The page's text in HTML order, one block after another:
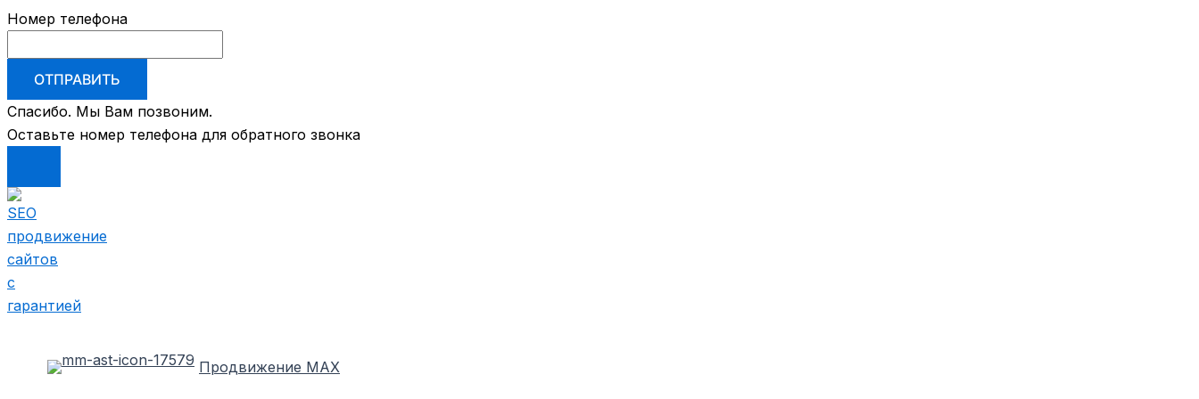
Номер телефона
ОТПРАВИТЬ
Спасибо. Мы Вам позвоним.
Оставьте номер телефона для обратного звонка
Перейти
к
содержимому
Продвижение MAX